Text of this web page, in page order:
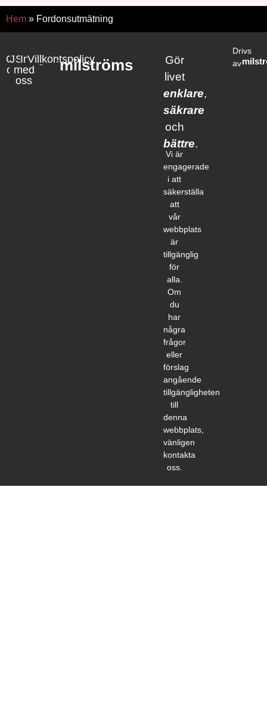
Hem » Fordonsutmätning
Om
oss
Jobba
med
oss
Samarbete
Integritetspolicy
Villkor milströms
Gör
livet
enklare,
säkrare
och
bättre.
Vi är
engagerade
i att
säkerställa
att
vår
webbplats
är
tillgänglig
för
alla.
Om
du
har
några
frågor
eller
förslag
angående
tillgängligheten
till
denna
webbplats,
vänligen
kontakta
oss.
Drivs
av